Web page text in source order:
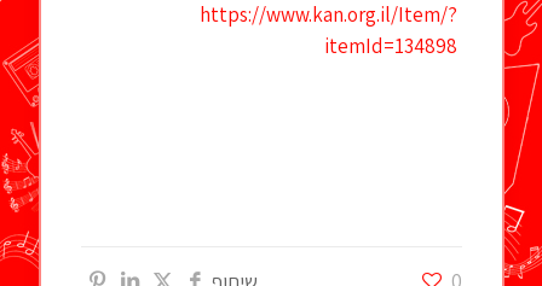
https://www.kan.org.il/Item/?
itemId=134898